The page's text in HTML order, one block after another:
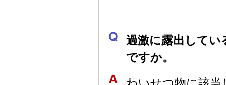
過激に露出してい
ですか。